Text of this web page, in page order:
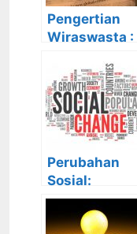
Pengertian
Wiraswasta :
Unsur beserta
Contohnya
Perubahan
Sosial:
Pengertian,
Teori, Faktor,